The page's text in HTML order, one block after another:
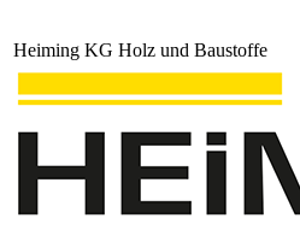
Heiming KG Holz und Baustoffe